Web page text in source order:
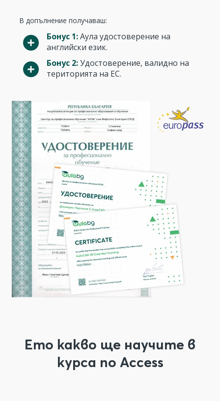
В допълнение получаваш:
Бонус 1:Аула удостоверение на
английски език.
Бонус 2:Удостоверение, валидно на
територията на ЕС.
Ето какво ще научите в
курса по Access